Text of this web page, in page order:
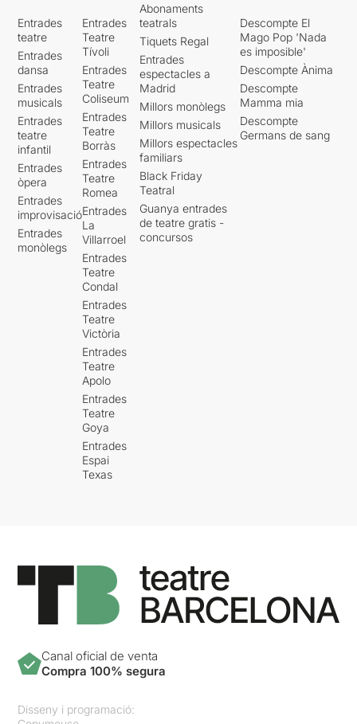
Entrades
teatre
Entrades
dansa
Entrades
musicals
Entrades
teatre
infantil
Entrades
òpera
Entrades
improvisació
Entrades
monòlegs
Entrades
Teatre
Tívoli
Entrades
Teatre
Coliseum
Entrades
Teatre
Borràs
Entrades
Teatre
Romea
Entrades
La
Villarroel
Entrades
Teatre
Condal
Entrades
Teatre
Victòria
Entrades
Teatre
Apolo
Entrades
Teatre
Goya
Entrades
Espai
Texas
Abonaments
teatrals
Tiquets Regal
Entrades
espectacles a
Madrid
Millors monòlegs
Millors musicals
Millors espectacles
familiars
Black Friday
Teatral
Guanya entrades
de teatre gratis -
concursos
Descompte El
Mago Pop 'Nada
es imposible'
Descompte Ànima
Descompte
Mamma mia
Descompte
Germans de sang
Canal oficial de venta
Compra 100% segura
Disseny i programació: